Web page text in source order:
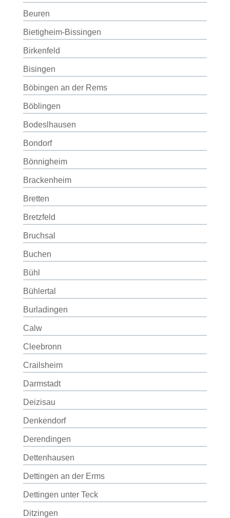
Beuren
Bietigheim-Bissingen
Birkenfeld
Bisingen
Böbingen an der Rems
Böblingen
Bodeslhausen
Bondorf
Bönnigheim
Brackenheim
Bretten
Bretzfeld
Bruchsal
Buchen
Bühl
Bühlertal
Burladingen
Calw
Cleebronn
Crailsheim
Darmstadt
Deizisau
Denkendorf
Derendingen
Dettenhausen
Dettingen an der Erms
Dettingen unter Teck
Ditzingen